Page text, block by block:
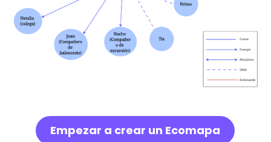
Empezar a crear un Ecomapa